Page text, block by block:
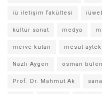
iü iletişim fakültesi
kültür sanat medya
merve kutan mesut
Nazlı Aygen osman
Prof. Dr. Mahmut Ak